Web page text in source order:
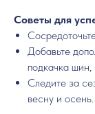
Советы для
Добавьте
подкачка
Следите за
весну и осень.